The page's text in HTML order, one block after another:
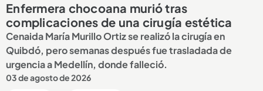
Enfermera chocoana murió tras
complicaciones de una cirugía estética
Cenaida María Murillo Ortiz se realizó la cirugía en
Quibdó, pero semanas después fue trasladada de
urgencia a Medellín, donde falleció.
03 de agosto de 2026